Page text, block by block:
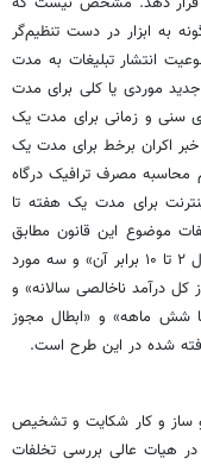
به ابزار در دست تنظیم‌گر
انتشار تبلیغات به مدت
موردی یا کلی برای مدت
سنی و زمانی برای مدت یک
اکران برخط برای مدت یک
محاسبه مصرف ترافیک درگاه
برای مدت یک هفته تا
موضوع این قانون مطابق
نظر کارشناس رسمی دادگستری و جریمه نقدی معادل ۲ تا ۱۰ برابر آن» و سه مورد
نقدی معادل یک تا ۵درصد از کل درآمد ناخالصی سالانه» و
شش ماهه» و «ابطال مجوز
شده در این طرح است.
ساز و کار شکایت و تشخیص
هیات عالی بررسی تخلفات